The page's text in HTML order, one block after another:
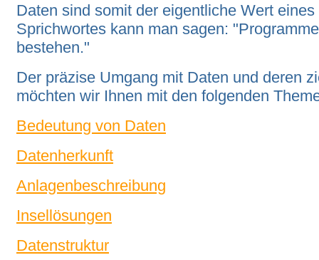
Daten sind somit der eigentliche Wert
Sprichwortes kann man sagen:
bestehen."
Der präzise Umgang mit Daten und deren
möchten wir Ihnen mit den folgenden
Bedeutung von Daten
Datenherkunft
Anlagenbeschreibung
Insellösungen
Datenstruktur